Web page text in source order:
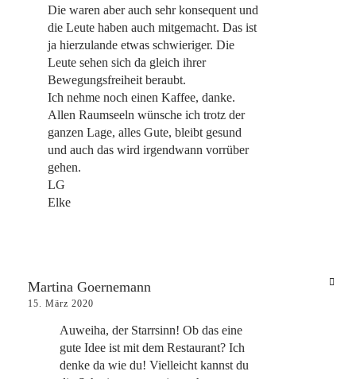
Die waren aber auch sehr konsequent und
die Leute haben auch mitgemacht. Das ist
ja hierzulande etwas schwieriger. Die
Leute sehen sich da gleich ihrer
Bewegungsfreiheit beraubt.
Ich nehme noch einen Kaffee, danke.
Allen Raumseeln wünsche ich trotz der
ganzen Lage, alles Gute, bleibt gesund
und auch das wird irgendwann vorrüber
gehen.
LG
Elke
Martina Goernemann
15. März 2020
Auweiha, der Starrsinn! Ob das eine
gute Idee ist mit dem Restaurant? Ich
denke da wie du! Vielleicht kannst du